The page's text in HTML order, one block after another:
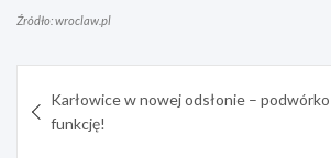
Źródło: wroclaw.pl
wpisu
Karłowice w nowej odsłonie –
funkcję!